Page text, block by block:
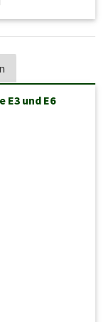
E3 und E6